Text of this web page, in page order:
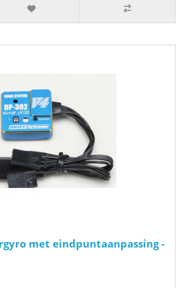
met eindpuntaanpassing -